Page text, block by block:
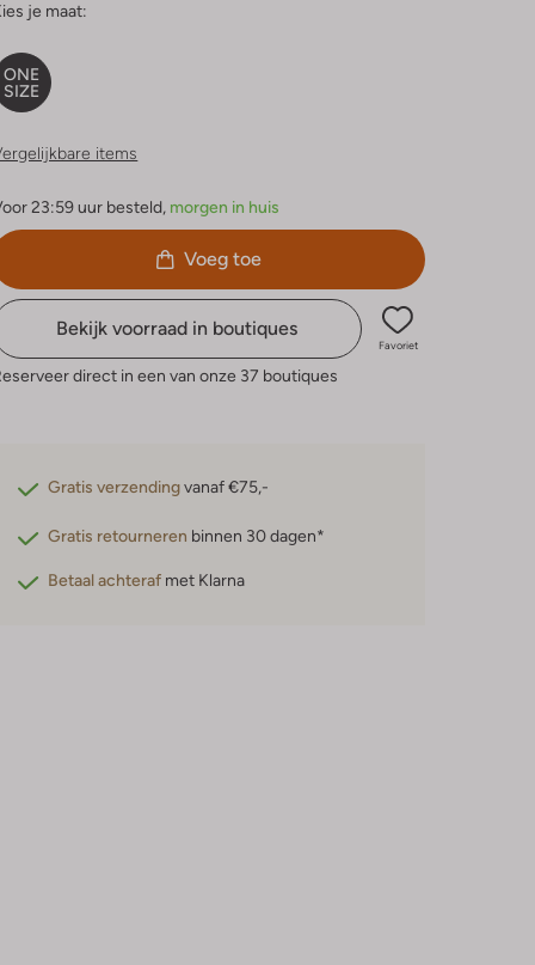
je maat:
ONE
SIZE
items
23:59 uur besteld, morgen in huis
Voeg toe
Bekijk voorraad in boutiques
Favoriet
direct in een van onze 37 boutiques
Gratis verzendingvanaf €75,-
Gratis retourneren binnen 30 dagen*
Betaal achteraf met Klarna